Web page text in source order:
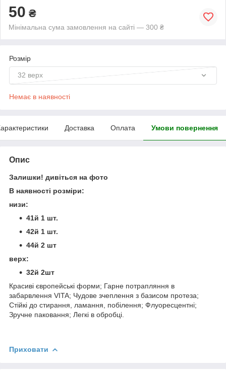
50 ₴
Мінімальна сума замовлення на сайті — 300 ₴
Розмір
32 верх
Немає в наявності
Доставка Оплата Умови повернення
Опис
Залишки! дивіться на фото
В наявності розміри:
низи:
41й 1 шт.
42й 1 шт.
44й 2 шт
верх:
32й 2шт
Красиві європейські форми; Гарне потрапляння в
забарвлення VITA; Чудове зчеплення з базисом протеза;
Стійкі до стирання, ламання, побілення; Флуоресцентні;
Зручне паковання; Легкі в обробці.
Приховати